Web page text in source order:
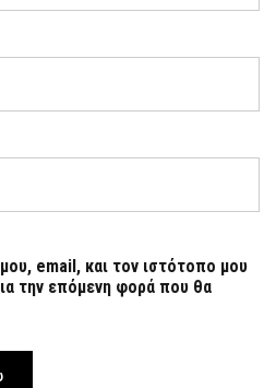
email, και τον ιστότοπο μου
την επόμενη φορά που θα